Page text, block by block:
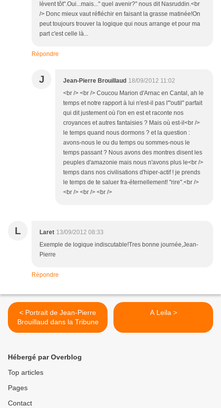
lèvent tôt".Oui...mais..." quel avenir?" nous dit Nasruddin.<br
/> Donc mieux vaut réfléchir en faisant la grasse matinée!On
peut toujours trouver la logique qui nous arrange et pour ma
part c'est celle là...
Répondre
J Jean-Pierre Brouillaud 18/09/2012 11:02
<br /> <br /> Coucou Marion d'Arnac en Cantal, ah le
temps et notre rapport à lui n'est-il pas l'"outil" parfait
qui dit justement où l'on en est et raconte nos
croyances et autres fantaisies ? Mais où est-il<br />
le temps quand nous dormons ? et la question :
avons-nous le ou du temps ou sommes-nous le
temps passant ? Nous avons des montres disent les
peuples d'amazonie mais nous n'avons plus le<br />
temps dans nos civilisations d'hiper-actif ! je prends
le temps de te saluer fra-éternellement! "rire".<br />
<br /> <br /> <br />
L Laret 13/09/2012 08:33
Exemple de logique indiscutable!Tres bonne journée,Jean-
Pierre
Répondre
< Portrait de Jean-Pierre
Brouillaud dans la Tribune
A Leila >
Hébergé par Overblog
Top articles
Pages
Contact